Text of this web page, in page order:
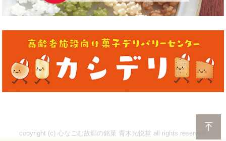
copyright (c) 心なごむ故郷の銘菓 青木光悦堂 all rights reserved.